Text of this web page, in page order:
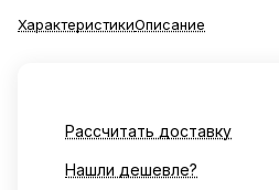
ХарактеристикиОписание
Рассчитать доставку
Нашли дешевле?